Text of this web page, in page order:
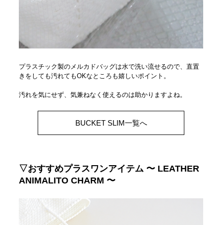
プラスチック製のメルカドバッグは水で洗い流せるので、直置
きをしても汚れてもOKなところも嬉しいポイント。
汚れを気にせず、気兼ねなく使えるのは助かりますよね。
BUCKET SLIM一覧へ
▽おすすめプラスワンアイテム 〜 LEATHER
ANIMALITO CHARM 〜